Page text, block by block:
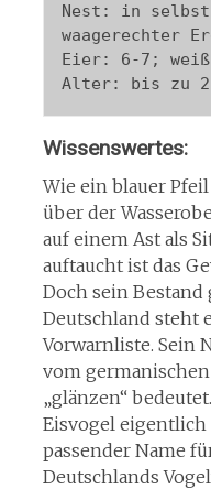
Nest: in selbst
waagerechter
Eier: 6-7; weiß
Wissenswertes:
Wie ein blauer
über der
auf einem Ast als
auftaucht ist das
Doch sein
Deutschland steht
Vorwarnliste. Sein
vom germanischen
„glänzen“
Eisvogel eigentlich
passender Name
Deutschlands